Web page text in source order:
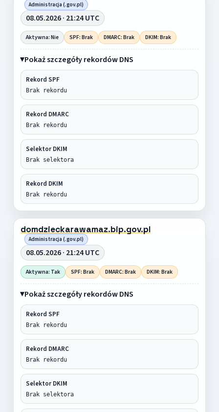
Administracja (.gov.pl)
08.05.2026 · 21:24 UTC
Aktywna: Nie SPF: Brak DMARC: Brak DKIM: Brak
Pokaż szczegóły rekordów DNS
Rekord SPF
Brak rekordu
Rekord DMARC
Brak rekordu
Selektor DKIM
Brak selektora
Rekord DKIM
Brak rekordu
domdzieckarawamaz.bip.gov.pl
Administracja (.gov.pl)
08.05.2026 · 21:24 UTC
Aktywna: Tak SPF: Brak DMARC: Brak DKIM: Brak
Pokaż szczegóły rekordów DNS
Rekord SPF
Brak rekordu
Rekord DMARC
Brak rekordu
Selektor DKIM
Brak selektora